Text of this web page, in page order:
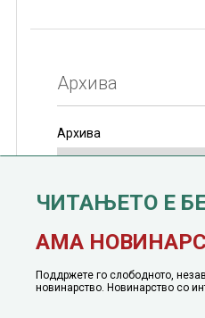
Архива
Архива
јануари, 1991 година
ЧИТАЊЕТО Е
АМА
Поддржете го слободното,
новинарство. Новинарство со